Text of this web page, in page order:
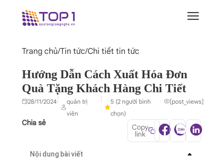
Trang chủ/Tin tức/Chi tiết tin tức
Hướng Dẫn Cách Xuất Hóa Đơn
Quà Tặng Khách Hàng Chi Tiết
28/11/2024|
quản trị
viên
|
5 (2 người bình
chọn)
[post_views]
Chia sẻ Copy
link
Nội dung bài viết